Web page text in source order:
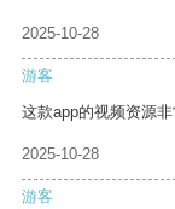
2025-10-28
游客
这款app的视频资源
2025-10-28
游客